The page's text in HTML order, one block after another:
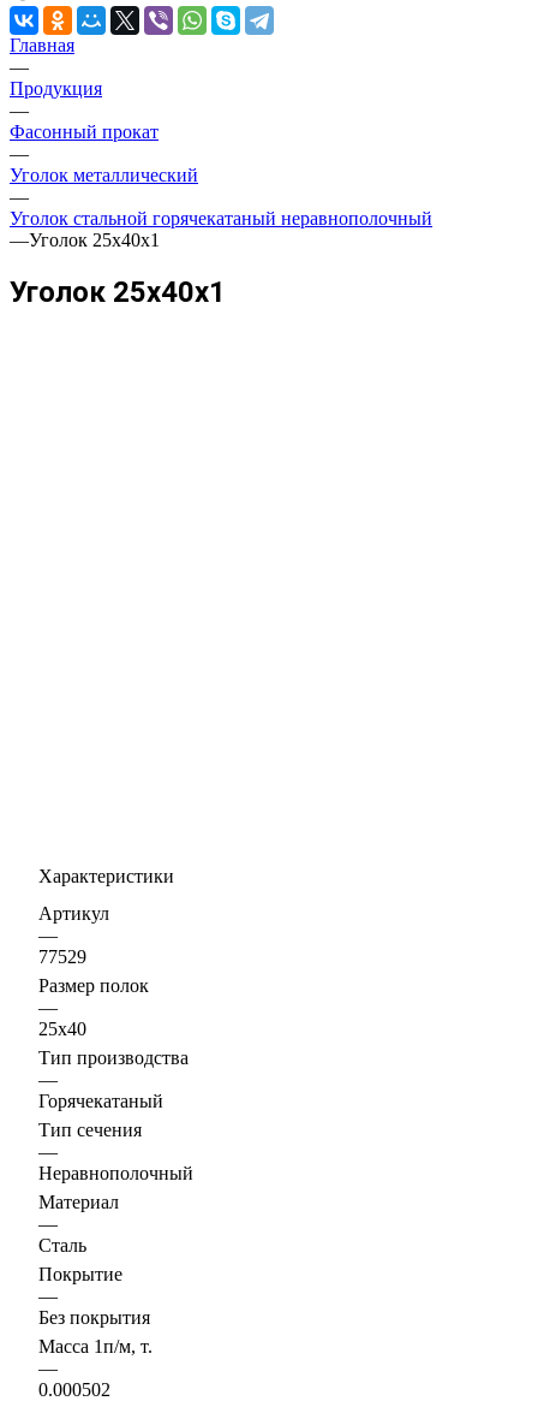
Главная
—
Продукция
—
Фасонный прокат
—
Уголок металлический
—
Уголок стальной горячекатаный неравнополочный
—Уголок 25х40х1
Уголок 25х40х1
Характеристики
Артикул
—
77529
Размер полок
—
25х40
Тип производства
—
Горячекатаный
Тип сечения
—
Неравнополочный
Материал
—
Сталь
Покрытие
—
Без покрытия
Масса 1п/м, т.
—
0.000502